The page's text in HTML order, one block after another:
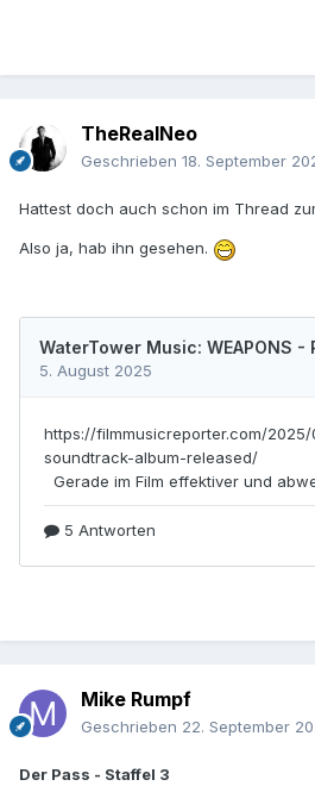
TheRealNeo
Geschrieben 18. September
Hattest doch auch schon im Thread
Also ja, hab ihn gesehen.
Mike Rumpf
Geschrieben 22. September
Der Pass - Staffel 3